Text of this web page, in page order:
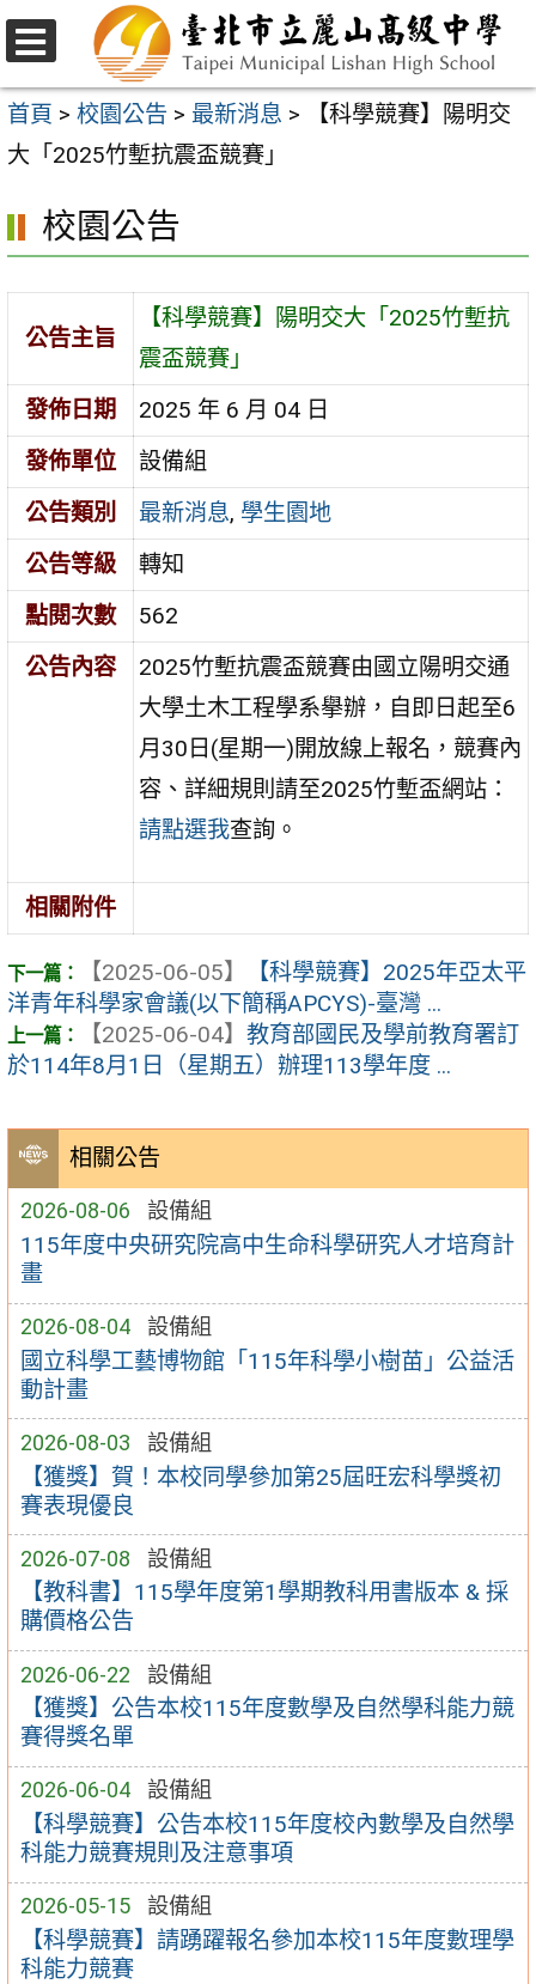
跳
至
主
要
容
區
選
單
首頁 > 校園公告 > 最新消息 >
【科學競賽】陽明交
大「2025竹塹抗震盃競賽」
相關公告
2026-08-06 設備組
115年度中央研究院高中生命科學研究人才培育計
畫
2026-08-04 設備組
國立科學工藝博物館「115年科學小樹苗」公益活
動計畫
2026-08-03 設備組
【獲獎】賀！本校同學參加第25屆旺宏科學獎初
賽表現優良
2026-07-08 設備組
【教科書】115學年度第1學期教科用書版本 & 採
購價格公告
2026-06-22 設備組
【獲獎】公告本校115年度數學及自然學科能力競
賽得獎名單
2026-06-04 設備組
【科學競賽】公告本校115年度校內數學及自然學
科能力競賽規則及注意事項
2026-05-15 設備組
【科學競賽】請踴躍報名參加本校115年度數理學
科能力競賽
校園公告
公告主旨
【科學競賽】陽明交大「2025竹塹抗
震盃競賽」
發佈日期
2025 年 6 月 04 日
發佈單位
設備組
公告類別
最新消息, 學生園地
公告等級
轉知
點閱次數
562
公告內容
2025竹塹抗震盃競賽由國立陽明交通
大學土木工程學系擧辦，自即日起至6
月30日(星期一)開放線上報名，競賽內
容、詳細規則請至2025竹塹盃網站：
請點選我查詢。
相關附件
【2025-06-05】
【科學競賽】2025年亞太平
洋青年科學家會議(以下簡稱APCYS)-臺灣 ...
【2025-06-04】 教育部國民及學前教育署訂
於114年8月1日（星期五）辦理113學年度 ...